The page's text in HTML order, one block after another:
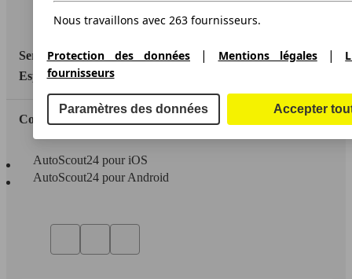
Accessibility Statement
Service
Espace Pro
Contact
AutoScout24 pour iOS
AutoScout24 pour Android
Nous travaillons avec 263 fournisseurs.
Protection des données | Mentions légales|
fournisseurs
Paramètres des données Accepter